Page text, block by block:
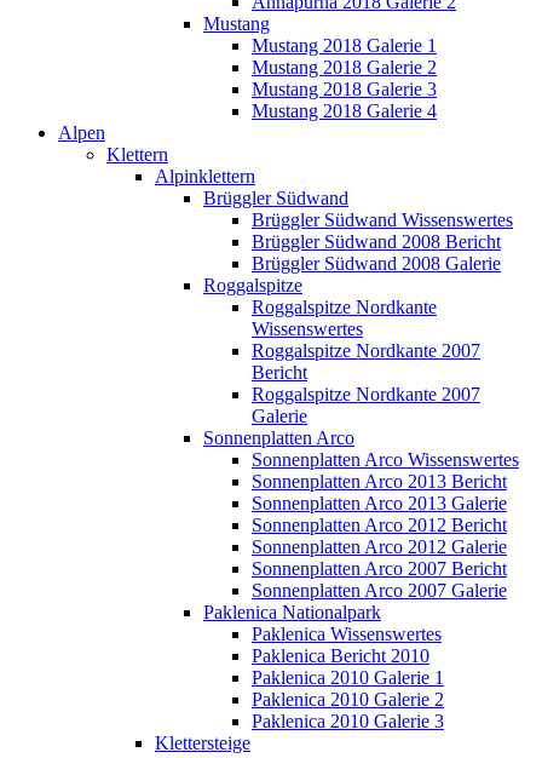
Mustang
Mustang 2018 Galerie 1
Mustang 2018 Galerie 2
Mustang 2018 Galerie 3
Mustang 2018 Galerie 4
Alpen
Klettern
Alpinklettern
Brüggler Südwand
Brüggler Südwand Wissenswertes
Brüggler Südwand 2008 Bericht
Brüggler Südwand 2008 Galerie
Roggalspitze
Roggalspitze Nordkante
Wissenswertes
Roggalspitze Nordkante 2007
Bericht
Roggalspitze Nordkante 2007
Galerie
Sonnenplatten Arco
Sonnenplatten Arco Wissenswertes
Sonnenplatten Arco 2013 Bericht
Sonnenplatten Arco 2013 Galerie
Sonnenplatten Arco 2012 Bericht
Sonnenplatten Arco 2012 Galerie
Sonnenplatten Arco 2007 Bericht
Sonnenplatten Arco 2007 Galerie
Paklenica Nationalpark
Paklenica Wissenswertes
Paklenica Bericht 2010
Paklenica 2010 Galerie 1
Paklenica 2010 Galerie 2
Paklenica 2010 Galerie 3
Klettersteige